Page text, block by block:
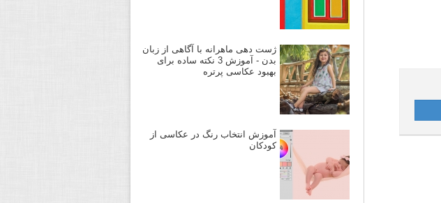
ژست دهی ماهرانه با آگاهی از زبان
بدن - آموزش 3 نکته ساده برای
بهبود عکاسی پرتره
آموزش انتخاب رنگ در عکاسی از
کودکان